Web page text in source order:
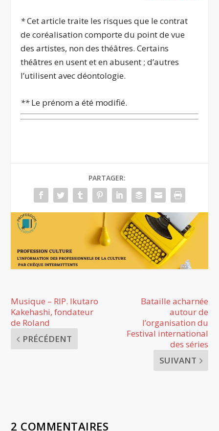
*Cet article traite les risques que le contrat
de coréalisation comporte du point de vue
des artistes, non des théâtres. Certains
théâtres en usent et en abusent ; d’autres
l’utilisent avec déontologie.
**Le prénom a été modifié.
PARTAGER:
Musique – RIP. Ikutaro
Kakehashi, fondateur
de Roland
PRÉCÉDENT
Bataille acharnée
autour de
l’organisation du
Festival international
des séries
SUIVANT
2 COMMENTAIRES